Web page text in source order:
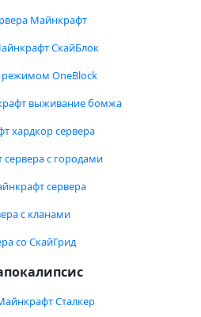
Майнкрафт
СкайБлок
режимом OneBlock
выживание бомжа
хардкор сервера
с городами
сервера
с кланами
со СкайГрид
Сталкер